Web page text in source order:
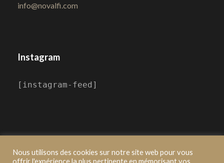
info@novalfi.com
Instagram
[instagram-feed]
Nous utilisons des cookies sur notre site web pour vous
offrir l'expérience la plus pertinente en mémorisant vos